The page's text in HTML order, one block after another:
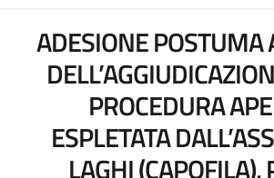
ADESIONE POSTUMA
PROCEDURA
ESPLETATA
LAGHI (CAPOFILA),